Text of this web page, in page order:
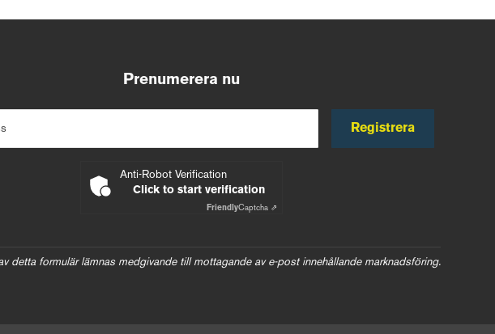
Prenumerera nu
Registrera
Anti-Robot Verification
Click to start verification
FriendlyCaptcha ⇗
detta formulär lämnas medgivande till mottagande av e-post innehållande marknadsföring.